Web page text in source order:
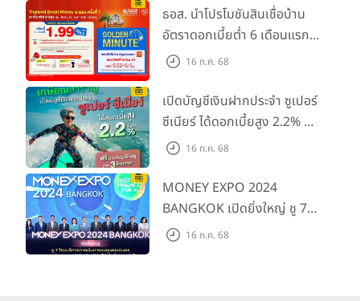
ประกอบการ SME ไทย
ธอส. นำโปรโมชันสินเชื่อบ้าน
อัตราดอกเบี้ยต่ำ 6 เดือนแรก
เพียง 1.99% ต่อปี ร่วมงาน
ระยอง ครั้งที่ 7" ระหว่างวันที่
28 - 30 มิ.ย. 2567
16 ก.ค. 68
เปิดบัญชีเงินฝากประจำ ซูเปอร์
ซีเนียร์ ได้ดอกเบี้ยสูง 2.2% ต่อ
ปี ฟรีประกันอุบัติเหตุ สูงสุด 3
16 ก.ค. 68
MONEY EXPO 2024
BANGKOK เปิดยิ่งใหญ่ ชู 7
โซนบริการการเงินการลงทุน
16 ก.ค. 68